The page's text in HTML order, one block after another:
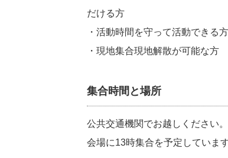
だける方
・活動時間を守って活動できる
・現地集合現地解散が可能な方
集合時間と場所
公共交通機関でお越しください。
会場に13時集合を予定しています